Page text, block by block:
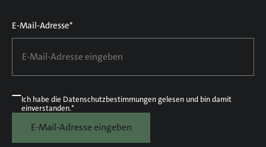
E-Mail-Adresse*
Ich habe die Datenschutzbestimmungengelesen und bin damit
einverstanden.*
E-Mail-Adresse eingeben